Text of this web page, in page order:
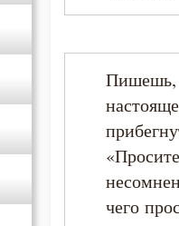
Иосиф
Исидор
Моисей
чего